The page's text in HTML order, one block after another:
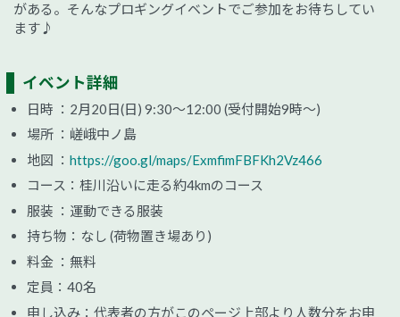
がある。そんなプロギングイベントでご参加をお待ちしてい
ます♪
イベント詳細
日時 ：2月20日(日) 9:30～12:00 (受付開始9時～)
場所 ：嵯峨中ノ島
地図 ： https://goo.gl/maps/ExmfimFBFKh2Vz466
コース：桂川沿いに走る約4kmのコース
服装 ：運動できる服装
持ち物：なし (荷物置き場あり)
料金 ：無料
定員：40名
申し込み：代表者の方がこのページ上部より人数分をお申